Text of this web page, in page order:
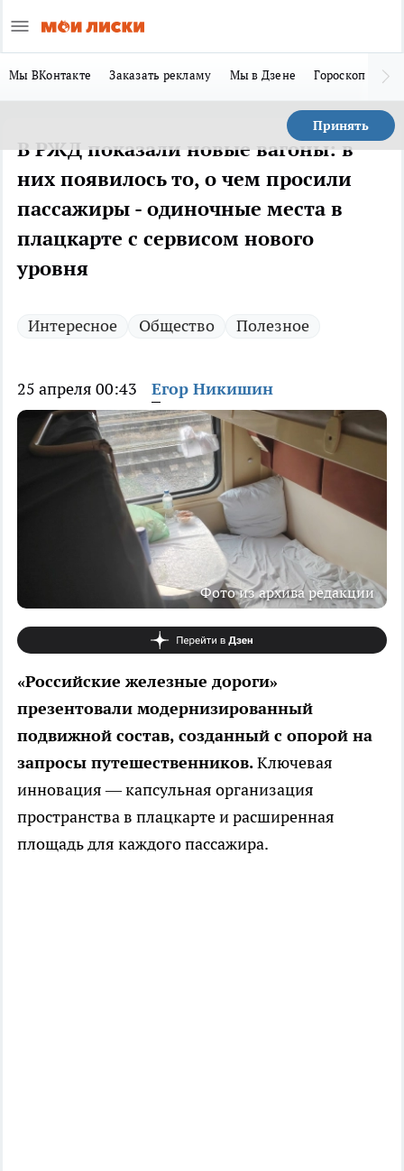
Мы ВКонтакте Заказать рекламу Мы в Дзене Гороскоп
Принять
В РЖД показали новые вагоны: в
них появилось то, о чем просили
пассажиры - одиночные места в
плацкарте с сервисом нового
уровня
Интересное Общество Полезное
25 апреля 00:43 Егор Никишин
Фото из архива редакции
«Российские железные дороги»
презентовали модернизированный
подвижной состав, созданный с опорой на
запросы путешественников.Ключевая
инновация — капсульная организация
пространства в плацкарте и расширенная
площадь для каждого пассажира.